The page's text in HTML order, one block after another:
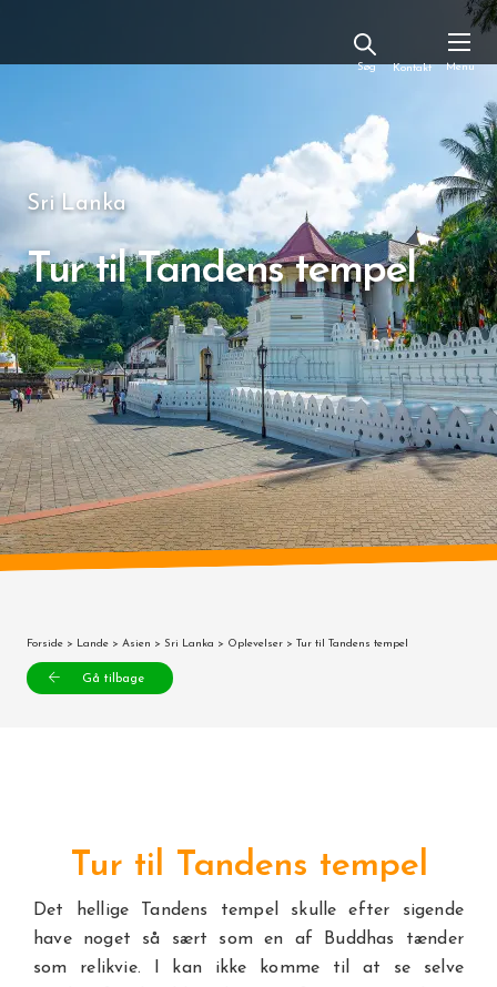
Kontakt
Sri Lanka
Tur til Tandens tempel
Forside > Lande > Asien > Sri Lanka > Oplevelser > Tur til Tandens tempel
Gå tilbage
Tur til Tandens tempel
Det hellige Tandens tempel skulle efter sigende
have noget så sært som en af Buddhas tænder
som relikvie. I kan ikke komme til at se selve